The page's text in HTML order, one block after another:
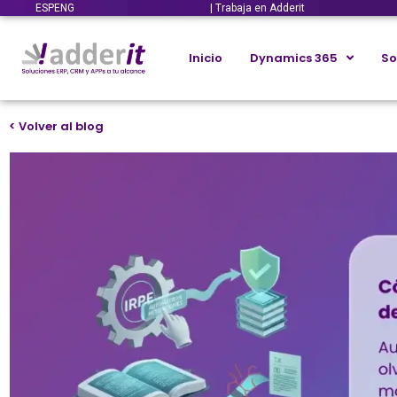
ESPENG | Trabaja en Adderit
Inicio Dynamics 365
< Volver al blog